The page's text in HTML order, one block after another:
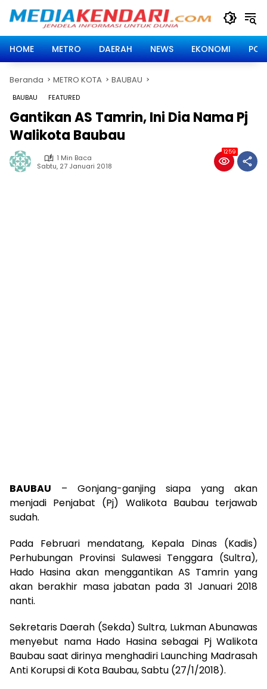
HOME
METRO DAERAH NEWS EKONOMI
Beranda METRO KOTA BAUBAU
BAUBAU FEATURED
Gantikan AS Tamrin, Ini Dia Nama Pj
Walikota Baubau
1 Min Baca
Sabtu, 27 Januari 2018
1259
BAUBAU – Gonjang-ganjing siapa yang akan
menjadi Penjabat (Pj) Walikota Baubau terjawab
sudah.
Pada Februari mendatang, Kepala Dinas (Kadis)
Perhubungan Provinsi Sulawesi Tenggara (Sultra),
Hado Hasina akan menggantikan AS Tamrin yang
akan berakhir masa jabatan pada 31 Januari 2018
nanti.
Sekretaris Daerah (Sekda) Sultra, Lukman Abunawas
menyebut nama Hado Hasina sebagai Pj Walikota
Baubau saat dirinya menghadiri Launching Madrasah
Anti Korupsi di Kota Baubau, Sabtu (27/1/2018).